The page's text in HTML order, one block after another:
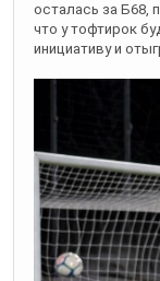
осталась за Б68,
что у тофтирок
инициативу и